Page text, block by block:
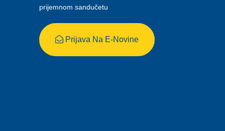
prijemnom sandučetu
Prijava Na E-Novine